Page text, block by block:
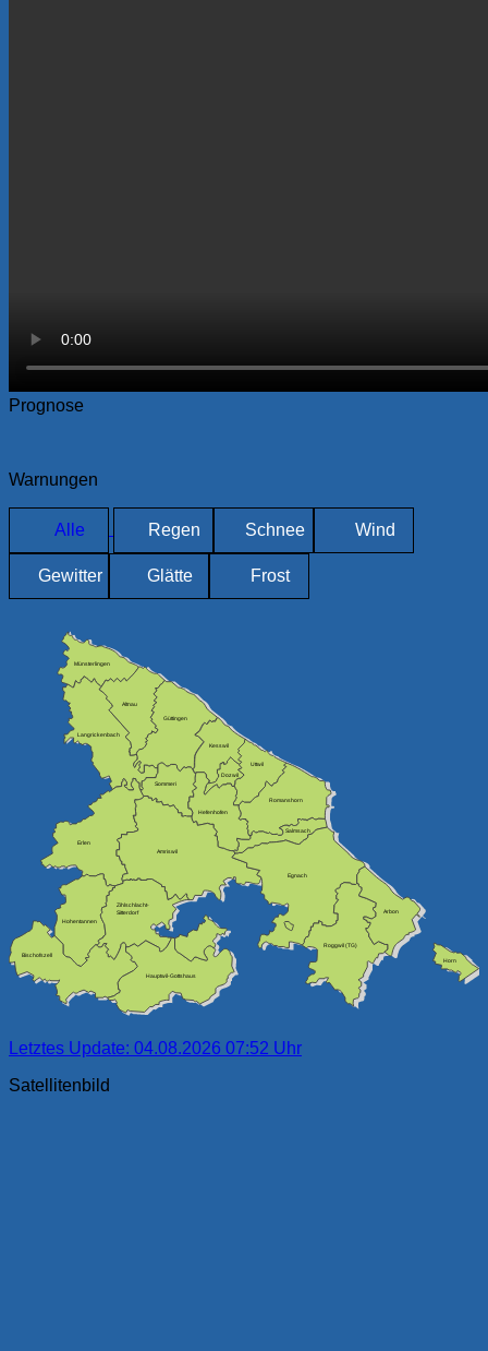
Prognose
Warnungen
Alle Regen Schnee Wind
Gewitter Glätte Frost
Münsterlingen
Langrickenbach
Altnau
Güttingen
Kesswil
Dozwil
Uttwil
Romanshorn
Salmsach
Egnach
Arbon
Horn
Roggwil (TG)
Hauptwil-Gottshaus
Bischofszell
Hohentannen
Erlen
Amriswil
Hefenhofen
Sommeri
Zihlschlacht-
Sitterdorf
Letztes Update: 04.08.2026 07:52 Uhr
Satellitenbild